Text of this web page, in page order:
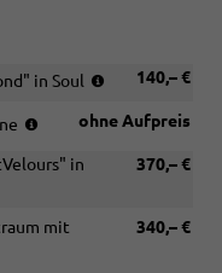
140,– €
in Soul
(nur
Verbindung
[3LH]
Kunsstoff
ohne Aufpreis
Verbindung
Kunstledersitzbezüge
370,– €
in
340,– €
mit